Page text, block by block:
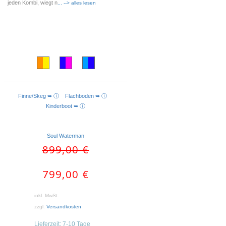
jeden Kombi, wiegt n ... --> alles lesen
AUSFÜHRUNG WÄHLEN
Finne/Skeg ➥ ⓘ
Flachboden ➥ ⓘ
Kinderboot ➥ ⓘ
Soul Waterman
899,00€
799,00 €
inkl. MwSt.
zzgl. Versandkosten
Lieferzeit: 7-10 Tage